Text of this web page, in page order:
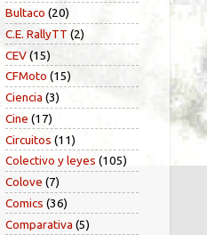
Bultaco (20)
C.E. RallyTT (2)
CEV(15)
CFMoto (15)
Ciencia (3)
Cine (17)
Circuitos (11)
Colectivo y leyes (105)
Colove (7)
Comics (36)
Comparativa (5)